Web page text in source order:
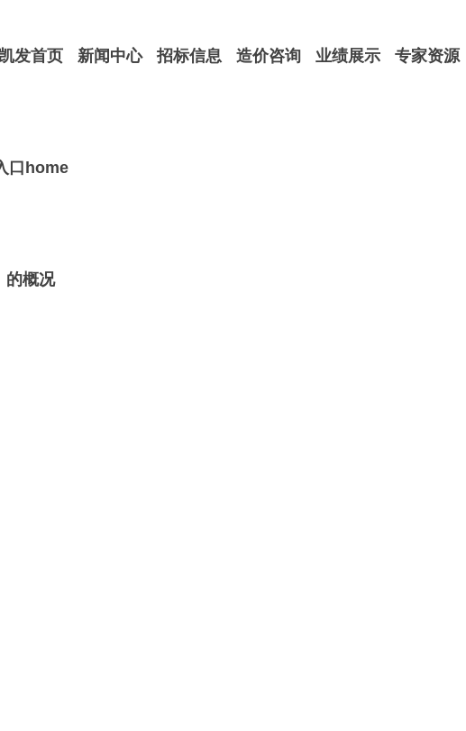
凯发首页
口home
的概况
新闻中心 招标信息 造价咨询 业绩展示 专家资源